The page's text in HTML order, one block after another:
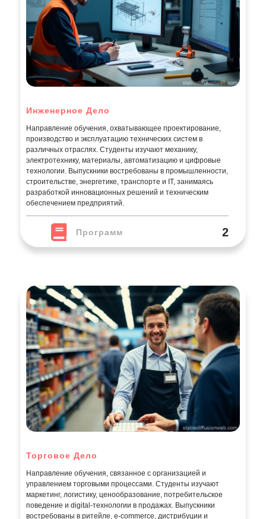
Инженерное Дело
Направление обучения, охватывающее проектирование,
производство и эксплуатацию технических систем в
различных отраслях. Студенты изучают механику,
электротехнику, материалы, автоматизацию и цифровые
технологии. Выпускники востребованы в промышленности,
строительстве, энергетике, транспорте и IT, занимаясь
разработкой инновационных решений и техническим
обеспечением предприятий.
Программ 2
Торговое Дело
Направление обучения, связанное с организацией и
управлением торговыми процессами. Студенты изучают
маркетинг, логистику, ценообразование, потребительское
поведение и digital-технологии в продажах. Выпускники
востребованы в ритейле, e-commerce, дистрибуции и